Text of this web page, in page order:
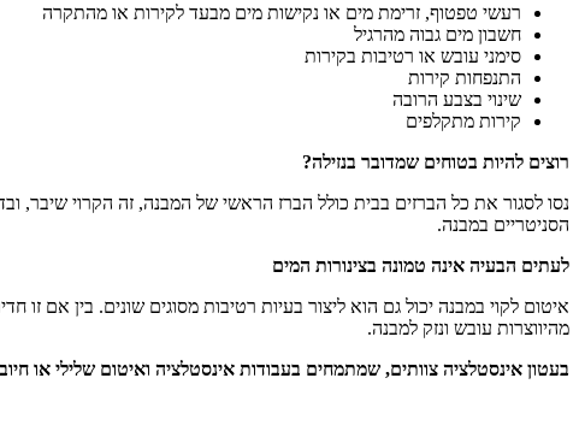
רעשי טפטוף, זרימת מים או נקישות מים מבעד לקירות או מהתקרה
חשבון מים גבוה מהרגיל
סימני עובש או רטיבות בקירות
התנפחות קירות
שינוי בצבע הרובה
קירות מתקלפים
רוצים להיות בטוחים שמדובר בנזילה?
נסו לסגור את כל הברזים בבית כולל הברז הראשי של המבנה, זה הקרוי
הסניטריים במבנה.
לעתים הבעיה אינה טמונה בצינורות המים
איטום לקוי במבנה יכול גם הוא ליצור בעיות רטיבות מסוגים שונים. בין אם
מהיווצרות עובש ונזק למבנה.
בעטון אינסטלציה צוותים, שמתמחים בעבודות אינסטלציה ואיטום שלילי או